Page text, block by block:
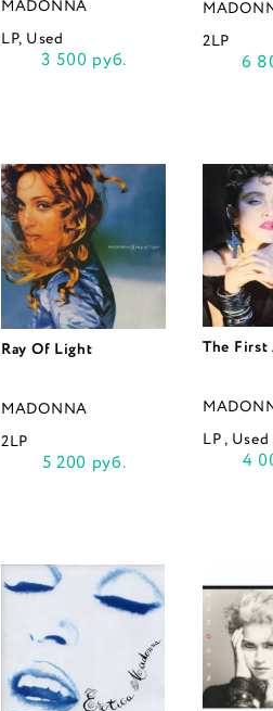
MADONNA
LP, Used
3 500 руб.
2LP
6
Ray Of Light
MADONNA
2LP
5 200 руб.
The First
LP , Used
4